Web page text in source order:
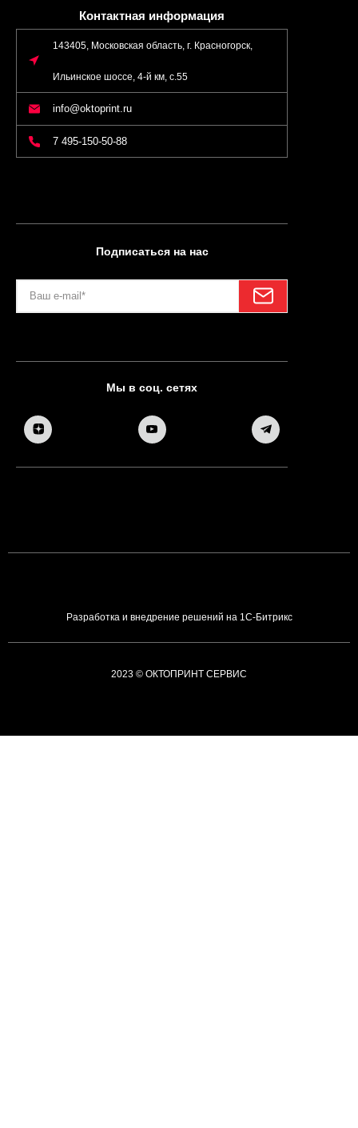
Контактная информация
143405, Московская область, г. Красногорск,
Ильинское шоссе, 4-й км, с.55
info@oktoprint.ru
7 495-150-50-88
Подписаться на нас
Мы в соц. сетях
Разработка и внедрение решений на 1С-Битрикс
2023 © ОКТОПРИНТ СЕРВИС